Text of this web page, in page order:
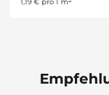
1,19 € pro 1 m